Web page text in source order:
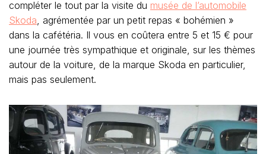
compléter le tout par la visite du musée de l’automobile
Skoda , agrémentée par un petit repas « bohémien »
dans la cafétéria. Il vous en coûtera entre 5 et 15 € pour
une journée très sympathique et originale, sur les thèmes
autour de la voiture, de la marque Skoda en particulier,
mais pas seulement.